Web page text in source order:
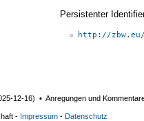
Persistenter
http://
12-16) ▪ Anregungen und
- Impressum - Datenschutz